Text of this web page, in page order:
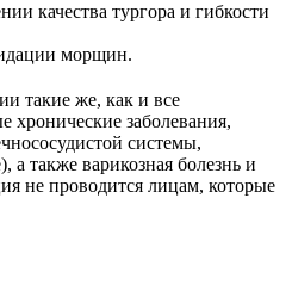
качества тургора и гибкости
морщин.
такие же, как и все
хронические заболевания,
системы,
а также варикозная болезнь и
не проводится лицам, которые